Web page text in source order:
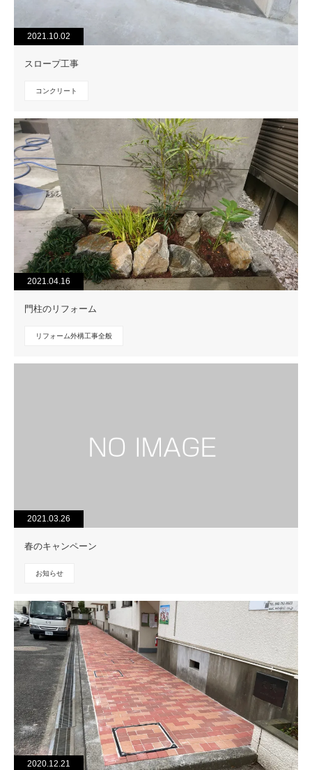
2021.10.02
スロープ工事
コンクリート
2021.04.16
門柱のリフォーム
リフォーム外構工事全般
2021.03.26
春のキャンペーン
お知らせ
2020.12.21